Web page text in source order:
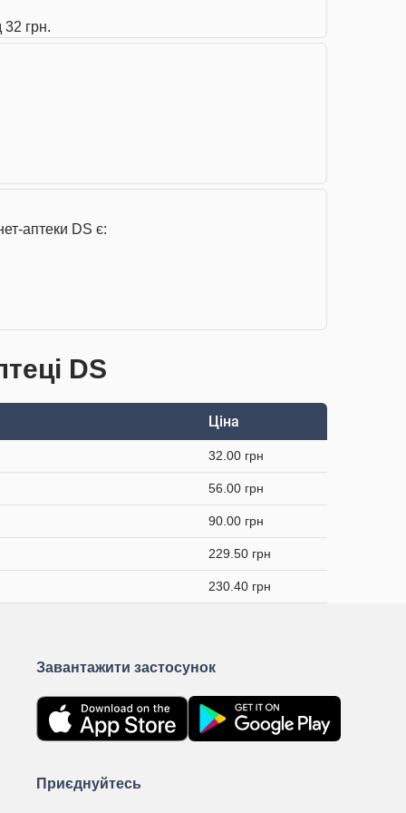
32 грн.
аптеки DS є:
DS
Ціна
32.00 грн
56.00 грн
90.00 грн
229.50 грн
230.40 грн
Завантажити застосунок
Приєднуйтесь